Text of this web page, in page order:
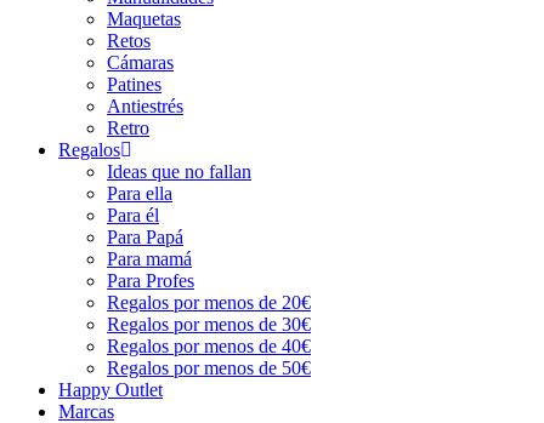
Maquetas
Retos
Cámaras
Patines
Antiestrés
Retro
Regalos
Ideas que no fallan
Para ella
Para él
Para Papá
Para mamá
Para Profes
Regalos por menos de 20€
Regalos por menos de 30€
Regalos por menos de 40€
Regalos por menos de 50€
Happy Outlet
Marcas